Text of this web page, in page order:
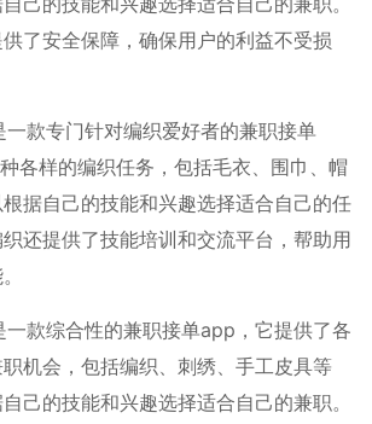
了安全保障，确保用户的利益不受损
款专门针对编织爱好者的兼职接单
各样的编织任务，包括毛衣、围巾、帽
据自己的技能和兴趣选择适合自己的任
还提供了技能培训和交流平台，帮助用
一款综合性的兼职接单app，它提供了各
机会，包括编织、刺绣、手工皮具等
己的技能和兴趣选择适合自己的兼职。